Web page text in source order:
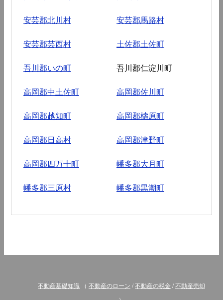
安芸郡北川村 安芸郡馬路村
安芸郡芸西村 土佐郡土佐町
吾川郡いの町 吾川郡仁淀川町
高岡郡中土佐町 高岡郡佐川町
高岡郡越知町 高岡郡檮原町
高岡郡日高村 高岡郡津野町
高岡郡四万十町 幡多郡大月町
幡多郡三原村 幡多郡黒潮町
不動産基礎知識 （ 不動産のローン /不動産の税金 /不動産売却